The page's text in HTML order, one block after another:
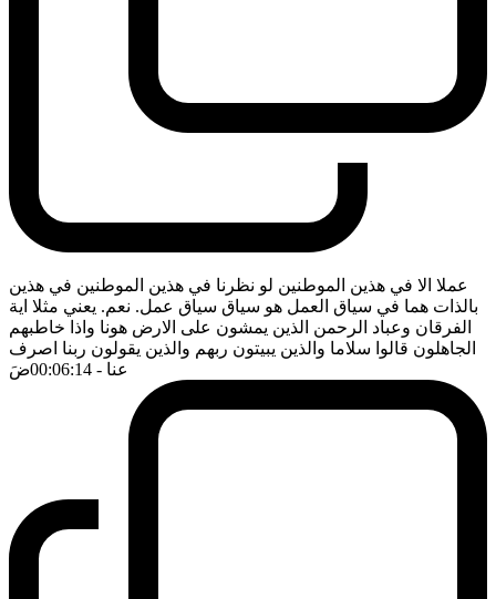
عملا الا في هذين الموطنين لو نظرنا في هذين الموطنين في هذين
بالذات هما في سياق العمل هو سياق سياق عمل. نعم. يعني مثلا اية
الفرقان وعباد الرحمن الذين يمشون على الارض هونا واذا خاطبهم
الجاهلون قالوا سلاما والذين يبيتون ربهم والذين يقولون ربنا اصرف
عنا - 00:06:14 ضَ